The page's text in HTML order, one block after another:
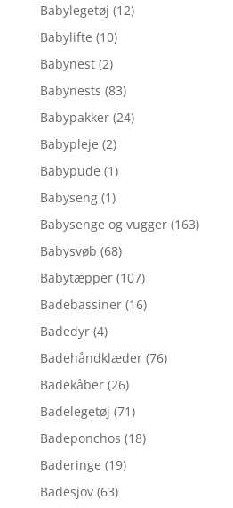
Babylegetøj (12)
Babylifte (10)
Babynest (2)
Babynests (83)
Babypakker (24)
Babypleje (2)
Babypude (1)
Babyseng (1)
Babysenge og vugger (163)
Babysvøb (68)
Babytæpper (107)
Badebassiner (16)
Badedyr (4)
Badehåndklæder (76)
Badekåber (26)
Badelegetøj (71)
Badeponchos (18)
Baderinge (19)
Badesjov (63)